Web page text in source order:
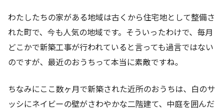
わたしたちの家がある地域は古くから住宅地として整備さ
れた町で、今も人気の地域です。そういったわけで、毎月
どこかで新築工事が行われていると言っても過言ではない
のですが、最近のおうちって本当に素敵ですね。
ちなみにここ数ヶ月で新築された近所のおうちは、白のサ
ッシにネイビーの壁がさわやかな二階建て、中庭を囲んだ